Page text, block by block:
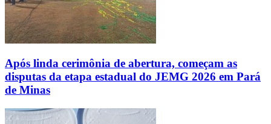
Após linda cerimônia de abertura, começam as
disputas da etapa estadual do JEMG 2026 em Pará
de Minas